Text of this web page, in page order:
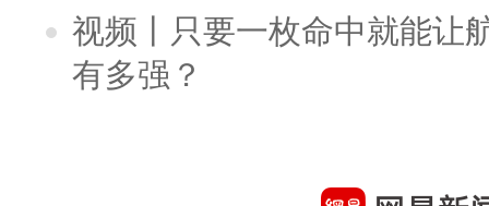
视频丨只要一枚命中就能让
有多强？